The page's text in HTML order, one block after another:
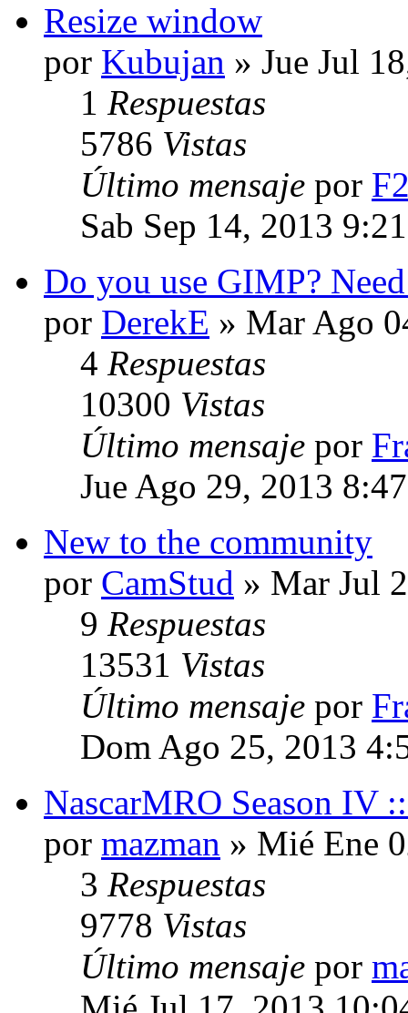
Resize window
por Kubujan » Jue Jul
1 Respuestas
5786 Vistas
Último mensaje por
Sab Sep 14, 2013
Do you use GIMP?
por DerekE » Mar Ago
4 Respuestas
10300 Vistas
Último mensaje por
Jue Ago 29, 2013
New to the community
por CamStud » Mar Jul
9 Respuestas
13531 Vistas
Último mensaje por
Dom Ago 25, 2013
NascarMRO Season IV
por mazman » Mié Ene
3 Respuestas
9778 Vistas
Último mensaje por